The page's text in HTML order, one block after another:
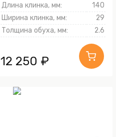
Длина клинка, мм:
140
Ширина клинка, мм:
29
Толщина обуха, мм:
2.6
12 250 ₽